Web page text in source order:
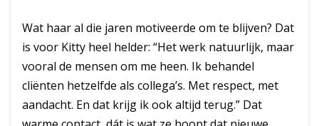
Wat haar al die jaren motiveerde om te blijven? Dat
is voor Kitty heel helder: “Het werk natuurlijk, maar
vooral de mensen om me heen. Ik behandel
cliënten hetzelfde als collega’s. Met respect, met
aandacht. En dat krijg ik ook altijd terug.” Dat